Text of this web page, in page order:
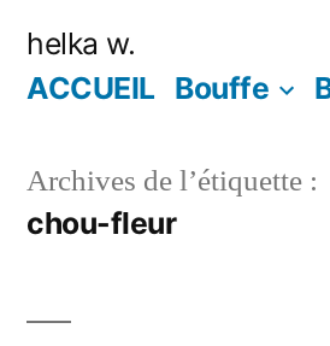
helka w.
ACCUEIL Bouffe
Archives de l’étiquette :
chou-fleur